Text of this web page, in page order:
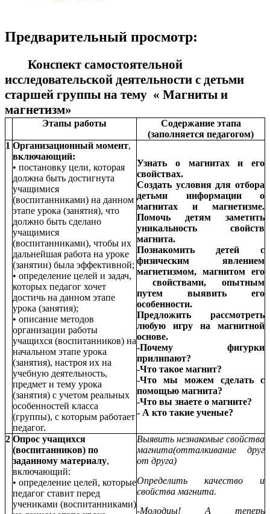
Предварительный просмотр:
Конспект самостоятельной
исследовательской деятельности с детьми
старшей группы на тему « Магниты и
магнетизм»
Этапы работы
Содержание этапа
(заполняется педагогом)
1 Организационный момент,
включающий:
• постановку цели, которая
должна быть достигнута
учащимися
(воспитанниками) на данном
этапе урока (занятия), что
должно быть сделано
учащимися
(воспитанниками), чтобы их
дальнейшая работа на уроке
(занятии) была эффективной;
• определение целей и задач,
которых педагог хочет
достичь на данном этапе
урока (занятия);
• описание методов
организации работы
учащихся (воспитанников) на
начальном этапе урока
(занятия), настроя их на
учебную деятельность,
предмет и тему урока
(занятия) с учетом реальных
особенностей класса
(группы), с которым работает
педагог.
Узнать о магнитах и его
свойствах.
Создать условия для отбора
детьми информации о
магнитах и магнетизме.
Помочь детям заметить
уникальность свойств
магнита.
Познакомить детей с
физическим явлением
магнетизмом, магнитом его
свойствами, опытным
путем выявить его
особенности.
Предложить рассмотреть
любую игру на магнитной
основе.
-Почему фигурки
прилипают?
-Что такое магнит?
-Что мы можем сделать с
помощью магнита?
-Что вы знаете о магните?
- А кто такие ученые?
2 Опрос учащихся
(воспитанников) по
заданному материалу,
включающий:
• определение целей, которые
педагог ставит перед
учениками (воспитанниками)
Выявить незнакомые свойства
магнита(отталкивание друг
от друга)
Определить качество и
свойства магнита.
-Молодцы! А теперь